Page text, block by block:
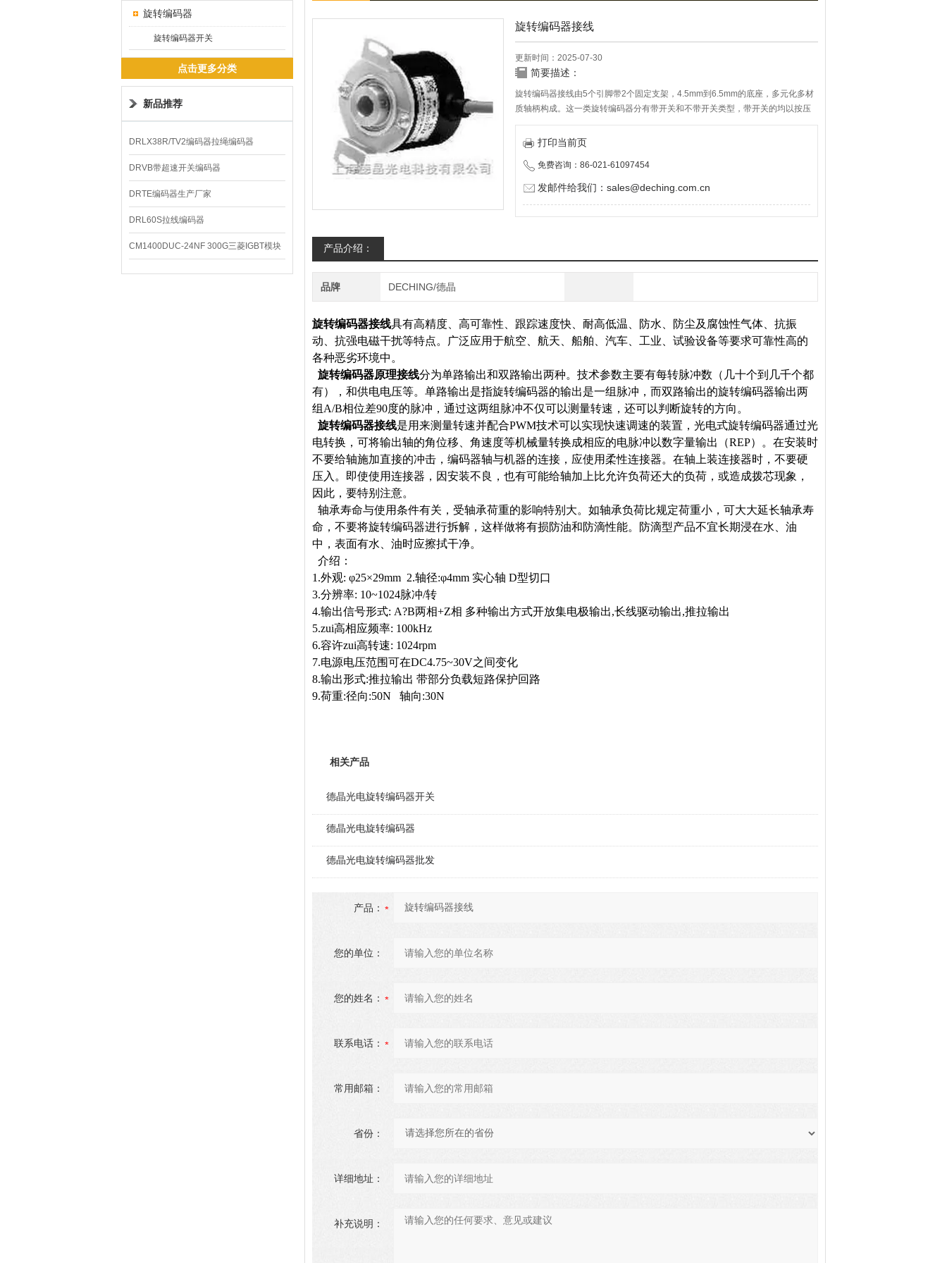
旋转编码器
旋转编码器开关
点击更多分类
新品推荐
DRLX38R/TV2编码器拉绳编码器
DRVB带超速开关编码器
DRTE编码器生产厂家
DRL60S拉线编码器
CM1400DUC-24NF 300G三菱IGBT模块
旋转编码器接线
更新时间：2025-07-30
简要描述：
旋转编码器接线由5个引脚带2个固定支架，4.5mm到6.5mm的底座，多元化多材
质轴柄构成。这一类旋转编码器分有带开关和不带开关类型，带开关的均以按压
行程开关为主，行程长度多样可供客户选择，按压触感佳，轴心晃动极小，旋转
时有一定手感。
打印当前页
免费咨询：86-021-61097454
发邮件给我们：sales@deching.com.cn
产品介绍：
品牌 DECHING/德晶
旋转编码器接线具有高精度、高可靠性、跟踪速度快、耐高低温、防水、防尘及腐蚀性气体、抗振
动、抗强电磁干扰等特点。广泛应用于航空、航天、船舶、汽车、工业、试验设备等要求可靠性高的
各种恶劣环境中。
旋转编码器原理接线分为单路输出和双路输出两种。技术参数主要有每转脉冲数（几十个到几千个都
有），和供电电压等。单路输出是指旋转编码器的输出是一组脉冲，而双路输出的旋转编码器输出两
组A/B相位差90度的脉冲，通过这两组脉冲不仅可以测量转速，还可以判断旋转的方向。
旋转编码器接线是用来测量转速并配合PWM技术可以实现快速调速的装置，光电式旋转编码器通过光
电转换，可将输出轴的角位移、角速度等机械量转换成相应的电脉冲以数字量输出（REP）。在安装时
不要给轴施加直接的冲击， 编码器轴与机器的连接，应使用柔性连接器。在轴上装连接器时，不要硬
压入。即使使用连接器，因安装不良，也有可能给轴加上比允许负荷还大的负荷，或造成拨芯现象，
因此，要特别注意。
轴承寿命与使用条件有关，受轴承荷重的影响特别大。如轴承负荷比规定荷重小，可大大延长轴承寿
命， 不要将旋转编码器进行拆解，这样做将有损防油和防滴性能。防滴型产品不宜长期浸在水、油
中，表面有水、油时应擦拭干净。
介绍：
1.外观: φ25×29mm 2.轴径:φ4mm 实心轴 D型切口
3.分辨率: 10~1024脉冲/转
4.输出信号形式: A?B两相+Z相 多种输出方式开放集电极输出,长线驱动输出,推拉输出
5.zui高相应频率: 100kHz
6.容许zui高转速: 1024rpm
7.电源电压范围可在DC4.75~30V之间变化
8.输出形式:推拉输出 带部分负载短路保护回路
9.荷重:径向:50N 轴向:30N
相关产品
德晶光电旋转编码器开关
德晶光电旋转编码器
德晶光电旋转编码器批发
产品：
您的单位：
您的姓名：
联系电话：
常用邮箱：
省份：
详细地址：
补充说明：